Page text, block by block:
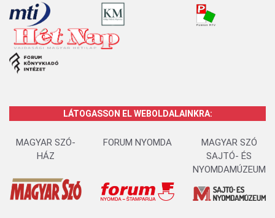
LÁTOGASSON EL WEBOLDALAINKRA:
MAGYAR SZÓ-
HÁZ
FORUM NYOMDA
MAGYAR SZÓ
SAJTÓ- ÉS
NYOMDAMÚZEUM